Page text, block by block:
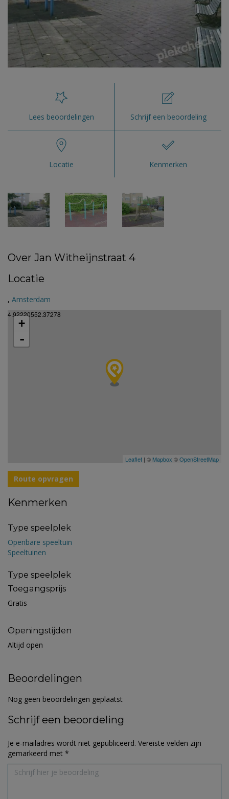
Lees beoordelingen Schrijf een beoordeling
Locatie Kenmerken
Over Jan Witheijnstraat 4
Locatie
, Amsterdam
4.92220552.37278
+
-
Leaflet | © Mapbox ©OpenStreetMap
Route opvragen
Kenmerken
Type speelplek
Openbare speeltuin
Speeltuinen
Type speelplek
Toegangsprijs
Gratis
Openingstijden
Altijd open
Beoordelingen
Nog geen beoordelingen geplaatst
Schrijf een beoordeling
Je e-mailadres wordt niet gepubliceerd. Vereiste velden zijn
gemarkeerd met *